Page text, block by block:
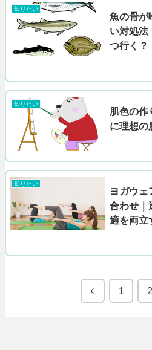
知りたい
魚の骨が
い対処法
つ行く？
知りたい
肌色の作
に理想の
知りたい
ヨガウェ
合わせ｜
適を両立
1 2